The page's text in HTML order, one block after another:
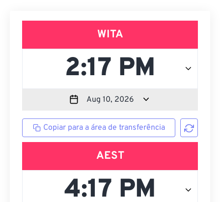
WITA
Copiar para a área de transferência
AEST